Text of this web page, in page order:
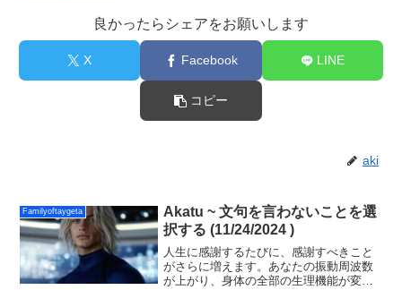
良かったらシェアをお願いします
X Facebook LINE
コピー
aki
Familyoftaygeta
Akatu ~ 文句を言わないことを選
択する (11/24/2024 )
人生に感謝するたびに、感謝すべきこと
がさらに増えます。あなたの振動周波数
が上がり、身体の全部の生理機能が変化